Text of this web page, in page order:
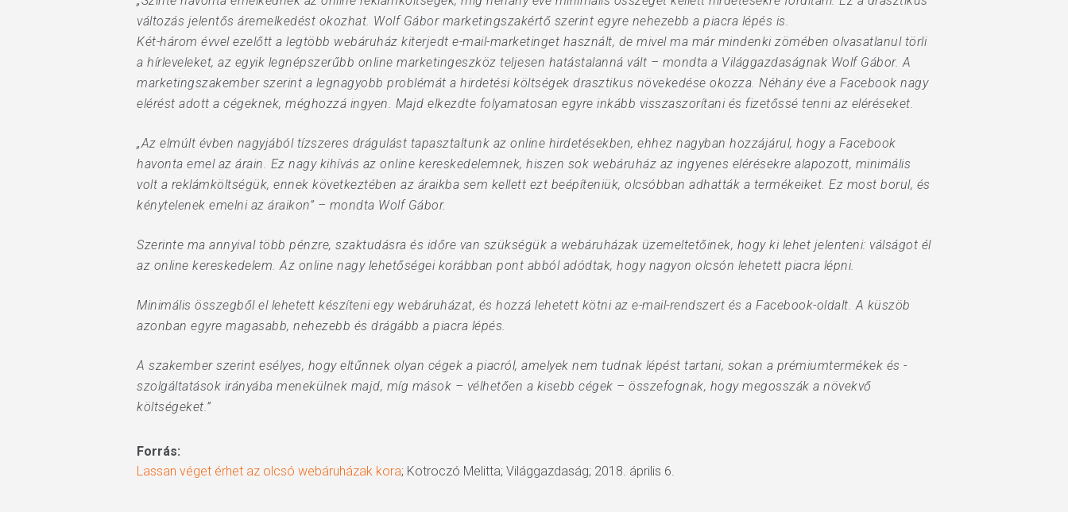
változás jelentős áremelkedést okozhat. Wolf Gábor marketingszakértő szerint egyre nehezebb a piacra lépés is.
Két-három évvel ezelőtt a legtöbb webáruház kiterjedt e-mail-marketinget használt, de mivel ma már mindenki zömében olvasatlanul törli
a hírleveleket, az egyik legnépszerűbb online marketingeszköz teljesen hatástalanná vált – mondta a Világgazdaságnak Wolf Gábor. A
marketingszakember szerint a legnagyobb problémát a hirdetési költségek drasztikus növekedése okozza. Néhány éve a Facebook nagy
elérést adott a cégeknek, méghozzá ingyen. Majd elkezdte folyamatosan egyre inkább visszaszorítani és fizetőssé tenni az eléréseket.
„Az elmúlt évben nagyjából tízszeres drágulást tapasztaltunk az online hirdetésekben, ehhez nagyban hozzájárul, hogy a Facebook
havonta emel az árain. Ez nagy kihívás az online kereskedelemnek, hiszen sok webáruház az ingyenes elérésekre alapozott, minimális
volt a reklámköltségük, ennek következtében az áraikba sem kellett ezt beépíteniük, olcsóbban adhatták a termékei­ket. Ez most borul, és
kénytelenek emelni az áraikon” – mondta Wolf Gábor.
Szerinte ma annyival több pénzre, szaktudásra és időre van szükségük a webáruházak üzemeltetőinek, hogy ki lehet jelenteni: válságot él
az online kereskedelem. Az online nagy lehetőségei korábban pont abból adódtak, hogy nagyon olcsón lehetett piacra lépni.
Minimális összegből el lehetett készíteni egy webáruházat, és hozzá lehetett kötni az e-mail-rendszert és a Facebook-oldalt. A küszöb
azonban egyre magasabb, nehezebb és drágább a piacra lépés.
A szakember szerint esélyes, hogy eltűnnek olyan cégek a piacról, amelyek nem tudnak lépést tartani, sokan a prémiumtermékek és -
szolgáltatások irányába menekülnek majd, míg mások – vélhetően a kisebb cégek – összefognak, hogy megosszák a növekvő
költségeket.”
Forrás:
Lassan véget érhet az olcsó webáruházak kora; Kotroczó Melitta; Világgazdaság; 2018. április 6.